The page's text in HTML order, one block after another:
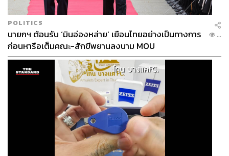
POLITICS
นายกฯ ต้อนรับ ‘มินอ่องหล่าย’ เยือนไทยอย่างเป็นทางการ
ก่อนหารือเต็มคณะ-สักขีพยานลงนาม MOU
...